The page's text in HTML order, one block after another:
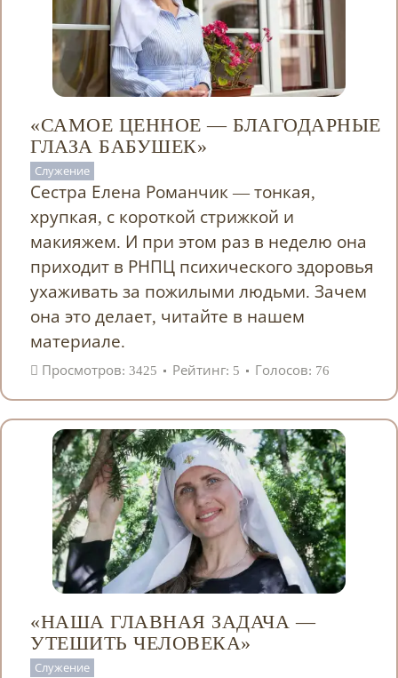
«САМОЕ ЦЕННОЕ — БЛАГОДАРНЫЕ
ГЛАЗА БАБУШЕК»
Служение
Сестра Елена Романчик — тонкая,
хрупкая, с короткой стрижкой и
макияжем. И при этом раз в неделю она
приходит в РНПЦ психического здоровья
ухаживать за пожилыми людьми. Зачем
она это делает, читайте в нашем
материале.
Просмотров: 3425 Рейтинг: 5 Голосов: 76
«НАША ГЛАВНАЯ ЗАДАЧА —
УТЕШИТЬ ЧЕЛОВЕКА»
Служение